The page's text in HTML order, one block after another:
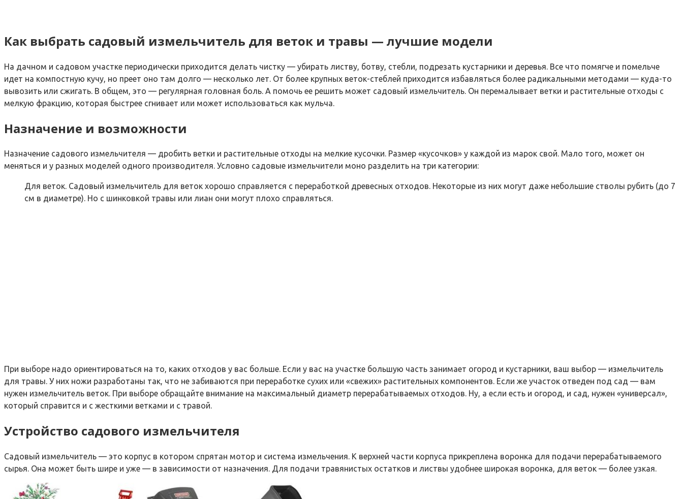
Как выбрать садовый измельчитель для веток и травы — лучшие модели
На дачном и садовом участке периодически приходится делать чистку — убирать листву, ботву, стебли, подрезать кустарники и деревья. Все что помягче и помельче
идет на компостную кучу, но преет оно там долго — несколько лет. От более крупных веток-стеблей приходится избавляться более радикальными методами — куда-то
вывозить или сжигать. В общем, это — регулярная головная боль. А помочь ее решить может садовый измельчитель. Он перемалывает ветки и растительные отходы с
мелкую фракцию, которая быстрее сгнивает или может использоваться как мульча.
Назначение и возможности
Назначение садового измельчителя — дробить ветки и растительные отходы на мелкие кусочки. Размер «кусочков» у каждой из марок свой. Мало того, может он
меняться и у разных моделей одного производителя. Условно садовые измельчители моно разделить на три категории:
Для веток. Садовый измельчитель для веток хорошо справляется с переработкой древесных отходов. Некоторые из них могут даже небольшие стволы рубить (до 7
см в диаметре). Но с шинковкой травы или лиан они могут плохо справляться.
При выборе надо ориентироваться на то, каких отходов у вас больше. Если у вас на участке большую часть занимает огород и кустарники, ваш выбор — измельчитель
для травы. У них ножи разработаны так, что не забиваются при переработке сухих или «свежих» растительных компонентов. Если же участок отведен под сад — вам
нужен измельчитель веток. При выборе обращайте внимание на максимальный диаметр перерабатываемых отходов. Ну, а если есть и огород, и сад, нужен «универсал»,
который справится и с жесткими ветками и с травой.
Устройство садового измельчителя
Садовый измельчитель — это корпус в котором спрятан мотор и система измельчения. К верхней части корпуса прикреплена воронка для подачи перерабатываемого
сырья. Она может быть шире и уже — в зависимости от назначения. Для подачи травянистых остатков и листвы удобнее широкая воронка, для веток — более узкая.